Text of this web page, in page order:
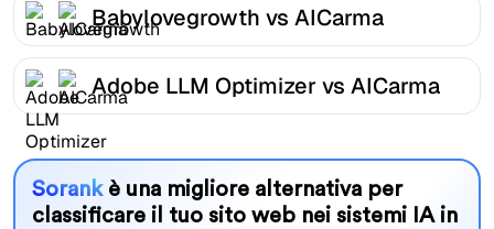
Babylovegrowth vs AICarma
Adobe LLM Optimizer vs AICarma
Sorank è una migliore alternativa per
classificare il tuo sito web nei sistemi IA in